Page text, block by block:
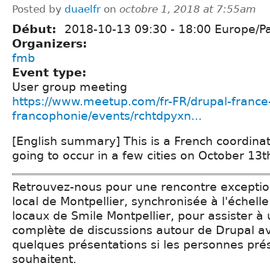
Posted by duaelfr on octobre 1, 2018 at 7:55am
Début: 2018-10-13 09:30 - 18:00 Europe/
Organizers:
fmb
Event type:
User group meeting
https://www.meetup.com/fr-FR/drupal-
francophonie/events/rchtdpyxn...
[English summary] This is a French
going to occur in a few cities on October
Retrouvez-nous pour une rencontre
local de Montpellier, synchronisée à
locaux de Smile Montpellier, pour assister à
complète de discussions autour de Drupal
quelques présentations si les personnes
souhaitent.